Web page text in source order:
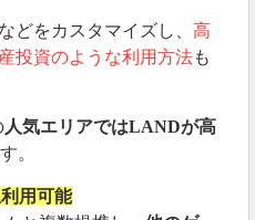
どをカスタマイズし、 高
投資のような利用方法も
人気エリアではLANDが高
。
用可能